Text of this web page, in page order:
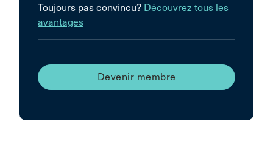
Toujours pas convincu? Découvrez tous les
avantages
Devenir membre